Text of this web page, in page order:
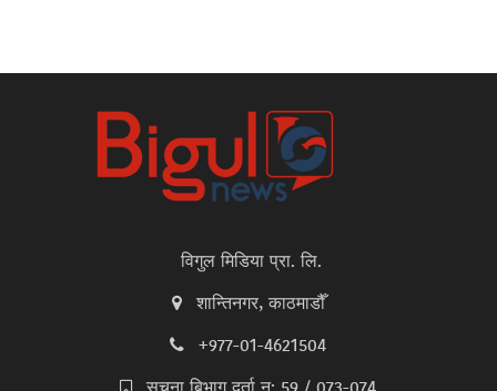
विगुल मिडिया प्रा. लि.
शान्तिनगर, काठमाडौँ
+977-01-4621504